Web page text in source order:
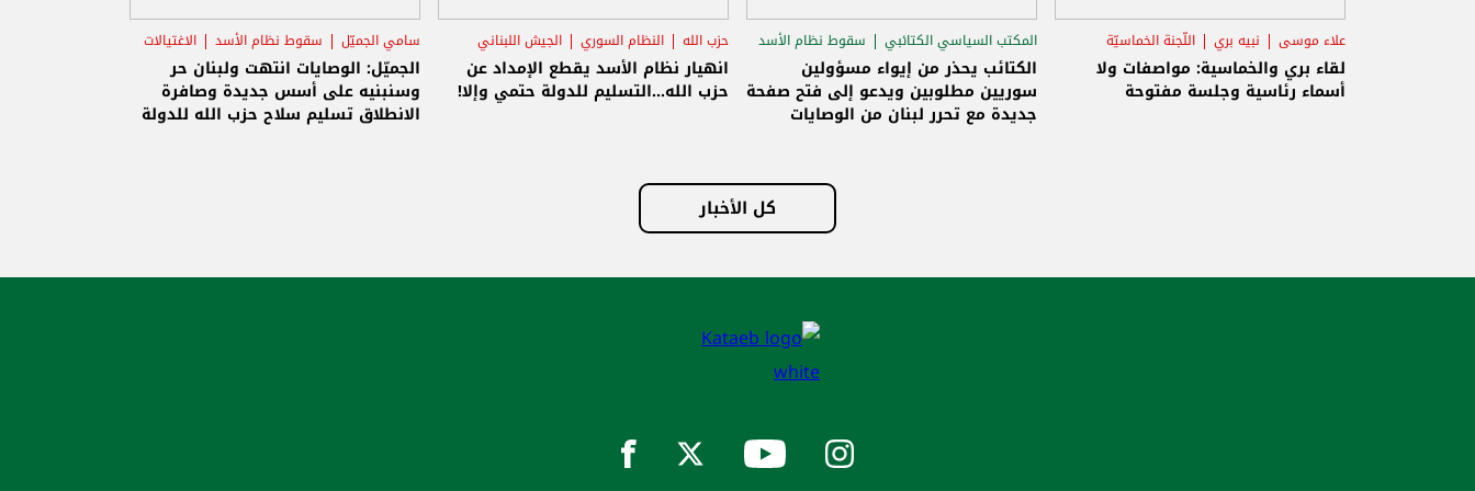
علاء موسى نبيه بري اللّجنة الخماسيّة
لقاء بري والخماسية: مواصفات ولا
أسماء رئاسية وجلسة مفتوحة
المكتب السياسي الكتائبي
سقوط نظام الأسد
الاستحقاق الرئاسي
الكتائب يحذر من إيواء مسؤولين
سوريين مطلوبين ويدعو إلى فتح صفحة
جديدة مع تحرر لبنان من الوصايات
حزب الله النظام السوري الجيش اللبناني
انهيار نظام الأسد يقطع الإمداد عن
حزب الله...التسليم للدولة حتمي وإلا!
سامي الجميّل سقوط نظام الأسد الاغتيالات
الجميّل: الوصايات انتهت ولبنان حر
وسنبنيه على أسس جديدة وصافرة
الانطلاق تسليم سلاح حزب الله للدولة
كل الأخبار